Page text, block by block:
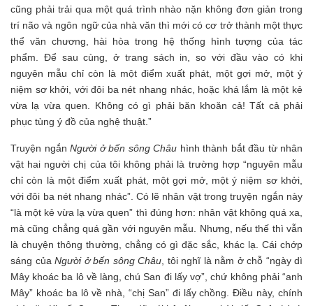
cũng phải trải qua một quá trình nhào nặn không đơn giản trong
trí não và ngôn ngữ của nhà văn thì mới có cơ trở thành một thực
thể văn chương, hài hòa trong hệ thống hình tượng của tác
phẩm. Để sau cùng, ở trang sách in, so với đầu vào có khi
nguyên mẫu chỉ còn là một điểm xuất phát, một gợi mở, một ý
niệm sơ khởi, với đôi ba nét nhang nhác, hoặc khá lắm là một kẻ
vừa lạ vừa quen. Không có gì phải băn khoăn cả! Tất cả phải
phục tùng ý đồ của nghệ thuật.”
Truyện ngắn Người ở bến sông Châu hình thành bắt đầu từ nhân
vật hai người chị của tôi không phải là trường hợp “nguyên mẫu
chỉ còn là một điểm xuất phát, một gợi mở, một ý niệm sơ khởi,
với đôi ba nét nhang nhác”. Có lẽ nhân vật trong truyện ngắn này
“là một kẻ vừa lạ vừa quen” thì đúng hơn: nhân vật không quá xa,
mà cũng chẳng quá gần với nguyên mẫu. Nhưng, nếu thế thì vẫn
là chuyện thông thường, chẳng có gì đặc sắc, khác lạ. Cái chớp
sáng của Người ở bến sông Châu , tôi nghĩ là nằm ở chỗ “ngày dì
Mây khoác ba lô về làng, chú San đi lấy vợ”, chứ không phải “anh
Mây” khoác ba lô về nhà, “chị San” đi lấy chồng. Điều này, chính